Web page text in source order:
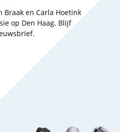
Braak en Carla Hoetink
op Den Haag. Blijf